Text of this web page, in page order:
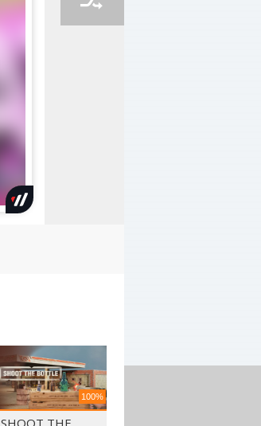
100%
SHOOT THE